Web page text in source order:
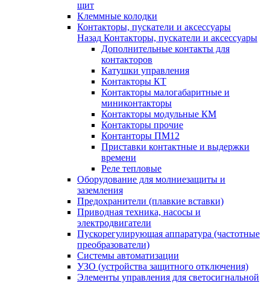
щит
Клеммные колодки
Контакторы, пускатели и аксессуары
Назад Контакторы, пускатели и аксессуары
Дополнительные контакты для
контакторов
Катушки управления
Контакторы КТ
Контакторы малогабаритные и
миниконтакторы
Контакторы модульные КМ
Контакторы прочие
Контанторы ПМ12
Приставки контактные и выдержки
времени
Реле тепловые
Оборудование для молниезащиты и
заземления
Предохранители (плавкие вставки)
Приводная техника, насосы и
электродвигатели
Пускорегулирующая аппаратура (частотные
преобразователи)
Системы автоматизации
УЗО (устройства защитного отключения)
Элементы управления для светосигнальной